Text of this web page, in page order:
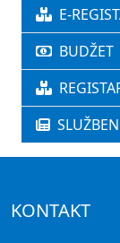
E-
BUDŽET
KONTAKT